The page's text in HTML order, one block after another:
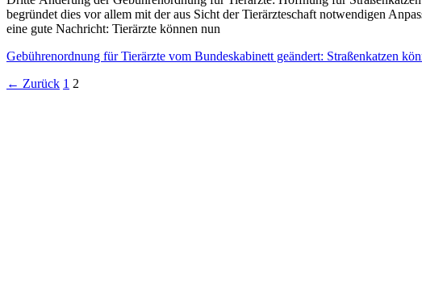
begründet dies vor allem mit der aus Sicht der Tierärzteschaft notwendigen
eine gute Nachricht: Tierärzte können nun
Gebührenordnung für Tierärzte vom Bundeskabinett geändert: Straßenkatzen
← Zurück 1 2